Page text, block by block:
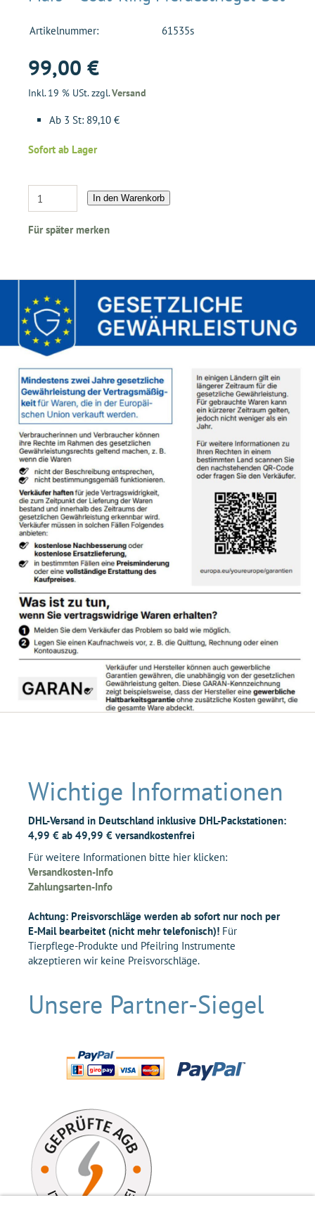
Artikelnummer: 61535s
99,00 €
Inkl. 19 % USt. zzgl.Versand
Ab 3 St: 89,10 €
Sofort ab Lager
In den Warenkorb
Für später merken
Wichtige Informationen
DHL-Versand in Deutschland inklusive DHL-Packstationen:
4,99 € ab 49,99 € versandkostenfrei
Für weitere Informationen bitte hier klicken:
Versandkosten-Info
Zahlungsarten-Info
Achtung: Preisvorschläge werden ab sofort nur noch per
E-Mail bearbeitet (nicht mehr telefonisch)! Für
Tierpflege-Produkte und Pfeilring Instrumente
akzeptieren wir keine Preisvorschläge.
Unsere Partner-Siegel